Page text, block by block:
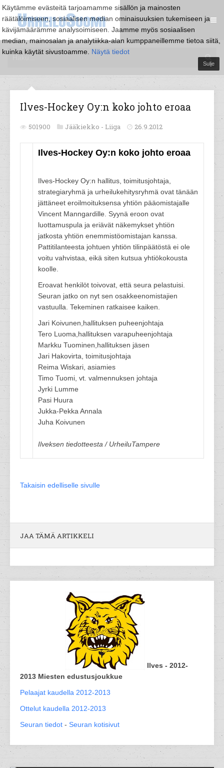
Käytämme evästeitä tarjoamamme sisällön ja mainosten
räätälöimiseen, sosiaalisen median ominaisuuksien tukemiseen ja
kävijämäärämme analysoimiseen. Jaamme myös sosiaalisen
median, mainosalan ja analytiikka-alan kumppaneillemme tietoa siitä,
kuinka käytät sivustoamme. Näytä tiedot
Sulje
Ilves-Hockey Oy:n koko johto eroaa
501900 Jääkiekko - Liiga 26.9.2012
Ilves-Hockey Oy:n koko johto eroaa
Ilves-Hockey Oy:n hallitus, toimitusjohtaja,
strategiaryhmä ja urheilukehitysryhmä ovat tänään
jättäneet eroilmoituksensa yhtiön pääomistajalle
Vincent Manngardille. Syynä eroon ovat
luottamuspula ja eriävät näkemykset yhtiön
jatkosta yhtiön enemmistöomistajan kanssa.
Pattitilanteesta johtuen yhtiön tilinpäätöstä ei ole
voitu vahvistaa, eikä siten kutsua yhtiökokousta
koolle.
Eroavat henkilöt toivovat, että seura pelastuisi.
Seuran jatko on nyt sen osakkeenomistajien
vastuulla. Tekeminen ratkaisee kaiken.
Jari Koivunen,hallituksen puheenjohtaja
Tero Luoma,hallituksen varapuheenjohtaja
Markku Tuominen,hallituksen jäsen
Jari Hakovirta, toimitusjohtaja
Reima Wiskari, asiamies
Timo Tuomi, vt. valmennuksen johtaja
Jyrki Lumme
Pasi Huura
Jukka-Pekka Annala
Juha Koivunen
Ilveksen tiedotteesta / UrheiluTampere
Takaisin edelliselle sivulle
JAA TÄMÄ ARTIKKELI
Ilves - 2012-
2013 Miesten edustusjoukkue
Pelaajat kaudella 2012-2013
Ottelut kaudella 2012-2013
Seuran tiedot - Seuran kotisivut